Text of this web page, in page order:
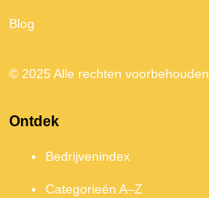
Blog
© 2025 Alle rechten voorbehouden
Ontdek
Bedrijvenindex
Categorieën A–Z